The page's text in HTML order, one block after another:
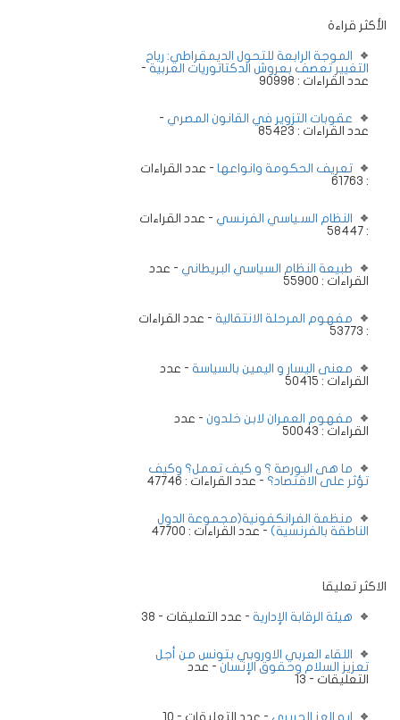
الأكثر قراءة
الموجة الرابعة للتحول الديمقراطي: رياح
التغيير تعصف بعروش الدكتاتوريات العربية -
عدد القراءات : 90998
عقوبات التزوير في القانون المصري -
عدد القراءات : 85423
تعريف الحكومة وانواعها - عدد القراءات
: 61763
النظام السـياسي الفرنسي - عدد القراءات
: 58447
طبيعة النظام السياسي البريطاني - عدد
القراءات : 55900
مفهوم المرحلة الانتقالية - عدد القراءات
: 53773
معنى اليسار و اليمين بالسياسة - عدد
القراءات : 50415
مفهوم العمران لابن خلدون - عدد
القراءات : 50043
ما هى البورصة ؟ و كيف تعمل؟ وكيف
تؤثر على الاقتصاد؟ - عدد القراءات : 47746
منظمة الفرانكفونية(مجموعة الدول
الناطقة بالفرنسية) - عدد القراءات : 47700
الاكثر تعليقا
هيئة الرقابة الإدارية - عدد التعليقات - 38
اللقاء العربي الاوروبي بتونس من أجل
تعزيز السلام وحقوق الإنسان - عدد
التعليقات - 13
ابو العز الحريرى - عدد التعليقات - 10